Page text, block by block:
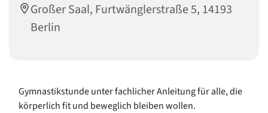
Großer Saal, Furtwänglerstraße 5, 14193
Berlin
Gymnastikstunde unter fachlicher Anleitung für alle, die
körperlich fit und beweglich bleiben wollen.